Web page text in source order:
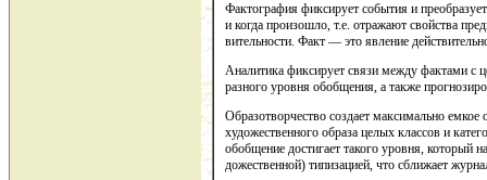
Фактография фиксирует события и
и когда произошло, т.е. отража­ют свойства
вительности. Факт — это явление
Аналитика фиксирует связи между фактами с
разного уровня обобщения, а также
Образотворчество создает максимально
художественного образа целых классов и
обобщение достигает такого уровня, который
дожественной) типизацией, что сближает